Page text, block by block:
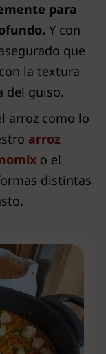
para
Y con
que
la textura
del guiso.
arroz como lo
arroz
o el
distintas